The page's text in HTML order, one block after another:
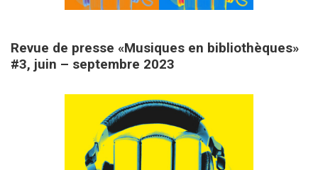
Revue de presse «Musiques en bibliothèques»
#3, juin – septembre 2023